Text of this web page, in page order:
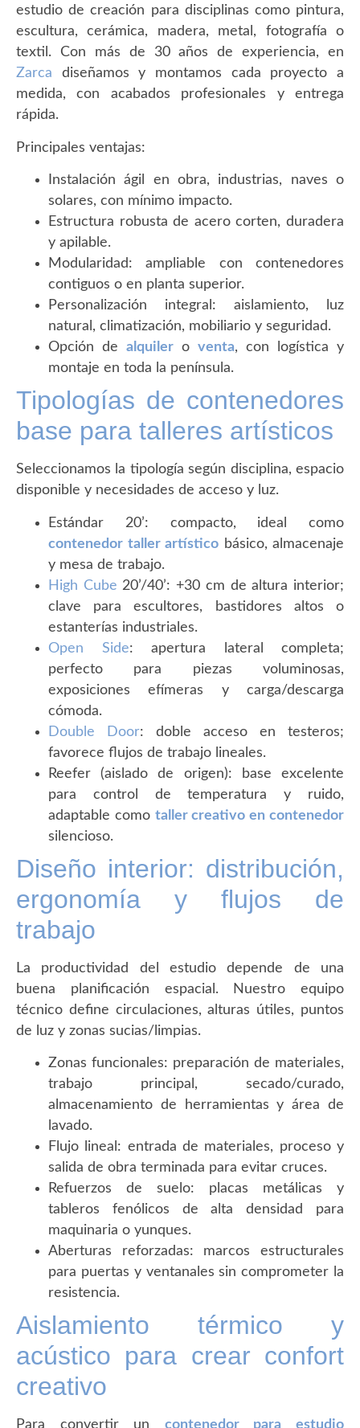
estudio de creación para disciplinas como pintura,
escultura, cerámica, madera, metal, fotografía o
textil. Con más de 30 años de experiencia, en
Zarca diseñamos y montamos cada proyecto a
medida, con acabados profesionales y entrega
rápida.
Principales ventajas:
Instalación ágil en obra, industrias, naves o
solares, con mínimo impacto.
Estructura robusta de acero corten, duradera
y apilable.
Modularidad: ampliable con contenedores
contiguos o en planta superior.
Personalización integral: aislamiento, luz
natural, climatización, mobiliario y seguridad.
Opción de alquiler o venta, con logística y
montaje en toda la península.
Tipologías de contenedores
base para talleres artísticos
Seleccionamos la tipología según disciplina, espacio
disponible y necesidades de acceso y luz.
Estándar 20’: compacto, ideal como
contenedor taller artístico básico, almacenaje
y mesa de trabajo.
High Cube 20’/40’: +30 cm de altura interior;
clave para escultores, bastidores altos o
estanterías industriales.
Open Side: apertura lateral completa;
perfecto para piezas voluminosas,
exposiciones efímeras y carga/descarga
cómoda.
Double Door: doble acceso en testeros;
favorece flujos de trabajo lineales.
Reefer (aislado de origen): base excelente
para control de temperatura y ruido,
adaptable como taller creativo en contenedor
silencioso.
Diseño interior: distribución,
ergonomía y flujos de
trabajo
La productividad del estudio depende de una
buena planificación espacial. Nuestro equipo
técnico define circulaciones, alturas útiles, puntos
de luz y zonas sucias/limpias.
Zonas funcionales: preparación de materiales,
trabajo principal, secado/curado,
almacenamiento de herramientas y área de
lavado.
Flujo lineal: entrada de materiales, proceso y
salida de obra terminada para evitar cruces.
Refuerzos de suelo: placas metálicas y
tableros fenólicos de alta densidad para
maquinaria o yunques.
Aberturas reforzadas: marcos estructurales
para puertas y ventanales sin comprometer la
resistencia.
Aislamiento térmico y
acústico para crear confort
creativo
Para convertir un contenedor para estudio